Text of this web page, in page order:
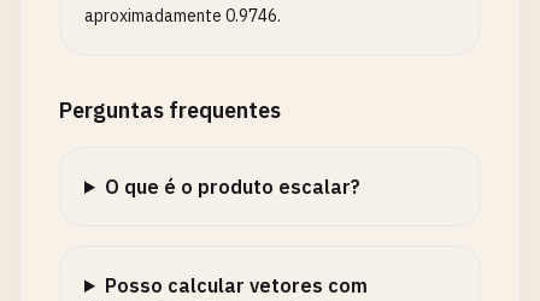
aproximadamente 0.9746.
Perguntas frequentes
O que é o produto escalar?
Posso calcular vetores com